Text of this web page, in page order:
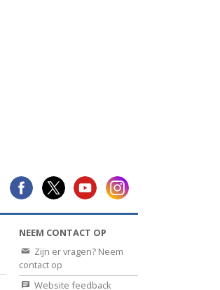
NEEM CONTACT OP
Zijn er vragen? Neem
contact op
Website feedback